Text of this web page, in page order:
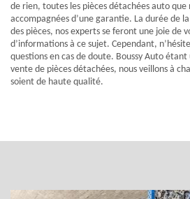
de rien, toutes les pièces détachées auto
accompagnées d’une garantie. La durée de
des pièces, nos experts se feront une joie de
d’informations à ce sujet. Cependant,
questions en cas de doute. Boussy Auto
vente de pièces détachées, nous veillons à
soient de haute qualité.